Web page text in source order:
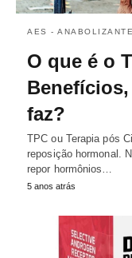
AES -
O que é o
faz?
TPC ou Terapia pós
reposição hormonal.
repor hormônios…
5 anos atrás